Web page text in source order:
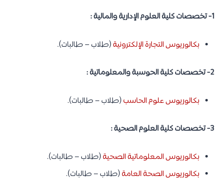
1- تخصصات كلية العلوم الإدارية والمالية :
بكالوريوس التجارة الإلكترونية(طلاب – طالبات).
2- تخصصات كلية الحوسبة والمعلوماتية :
بكالوريوس علوم الحاسب(طلاب – طالبات).
3- تخصصات كلية العلوم الصحية :
بكالوريوس المعلوماتية الصحية(طلاب – طالبات).
بكالوريوس الصحة العامة(طلاب – طالبات).